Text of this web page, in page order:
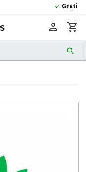
search
person shopping_cart